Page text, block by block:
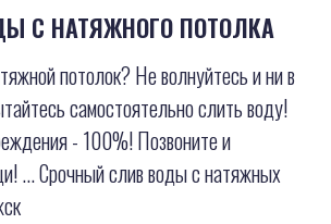
С НАТЯЖНОГО ПОТОЛКА
потолок? Не волнуйтесь и ни в
самостоятельно слить воду!
- 100%! Позвоните и
... Срочный слив воды с натяжных